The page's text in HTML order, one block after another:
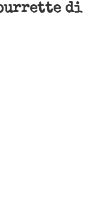
di